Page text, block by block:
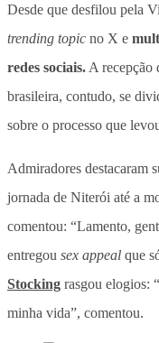
Desde que desfilou pela
trending topic no X e
redes sociais. A recepção
brasileira, contudo, se
sobre o processo que
Admiradores destacaram
jornada de Niterói até a
comentou: “Lamento,
entregou sex appeal que
Stocking rasgou elogios:
minha vida”, comentou.